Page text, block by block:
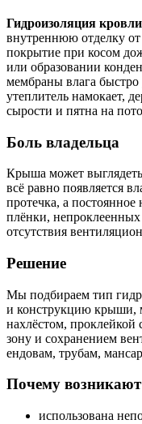
Гидроизоляция кровли
внутреннюю отделку
покрытие при косом
или образовании
мембраны влага
утеплитель намокает,
сырости и пятна на
Боль владельца
Крыша может
всё равно появляется
протечка, а
плёнки,
отсутствия
Решение
Мы подбираем тип
и конструкцию крыши,
нахлёстом,
зону и сохранением
ендовам, трубам,
Почему
использована